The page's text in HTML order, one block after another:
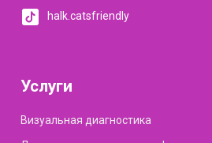
halk.catsfriendly
Услуги
Визуальная диагностика